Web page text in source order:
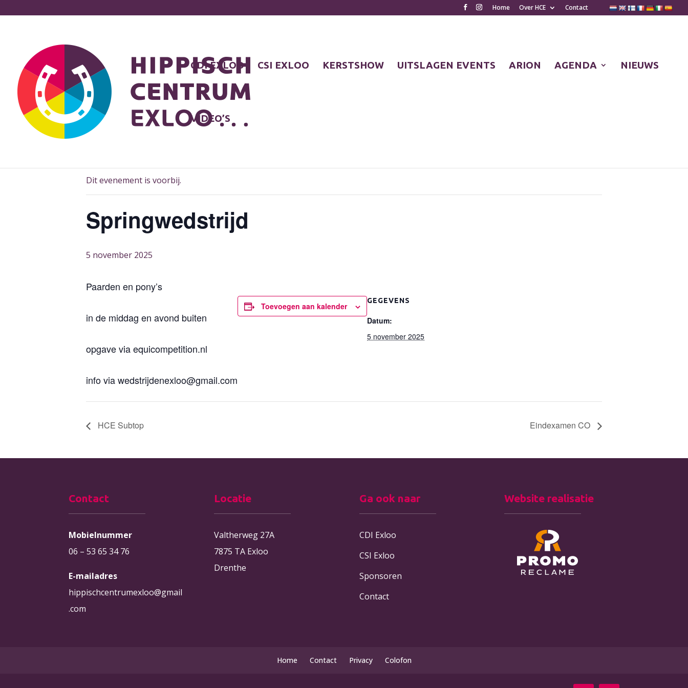
Home Over HCE Contact
CDI EXLOO CSI EXLOO KERSTSHOW UITSLAGEN EVENTS ARION AGENDA NIEUWS
VIDEO’S
Dit evenement is voorbij.
Springwedstrijd
5 november 2025
Paarden en pony’s
in de middag en avond buiten
opgave via equicompetition.nl
info via wedstrijdenexloo@gmail.com
Toevoegen aan kalender
GEGEVENS
Datum:
5 november 2025
HCE Subtop Eindexamen CO
Contact
Mobielnummer
06 – 53 65 34 76
E-mailadres
hippischcentrumexloo@gmail
.com
Locatie
Valtherweg 27A
7875 TA Exloo
Drenthe
Ga ook naar
CDI Exloo
CSI Exloo
Sponsoren
Contact
Website realisatie
Home Contact Privacy Colofon